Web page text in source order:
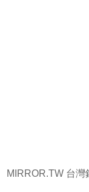
MIRROR.TW 台灣